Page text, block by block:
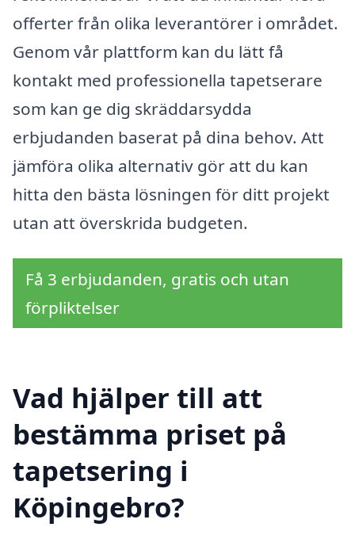
offerter från olika leverantörer i området.
Genom vår plattform kan du lätt få
kontakt med professionella tapetserare
som kan ge dig skräddarsydda
erbjudanden baserat på dina behov. Att
jämföra olika alternativ gör att du kan
hitta den bästa lösningen för ditt projekt
utan att överskrida budgeten.
Få 3 erbjudanden, gratis och utan
förpliktelser
Vad hjälper till att
bestämma priset på
tapetsering i
Köpingebro?